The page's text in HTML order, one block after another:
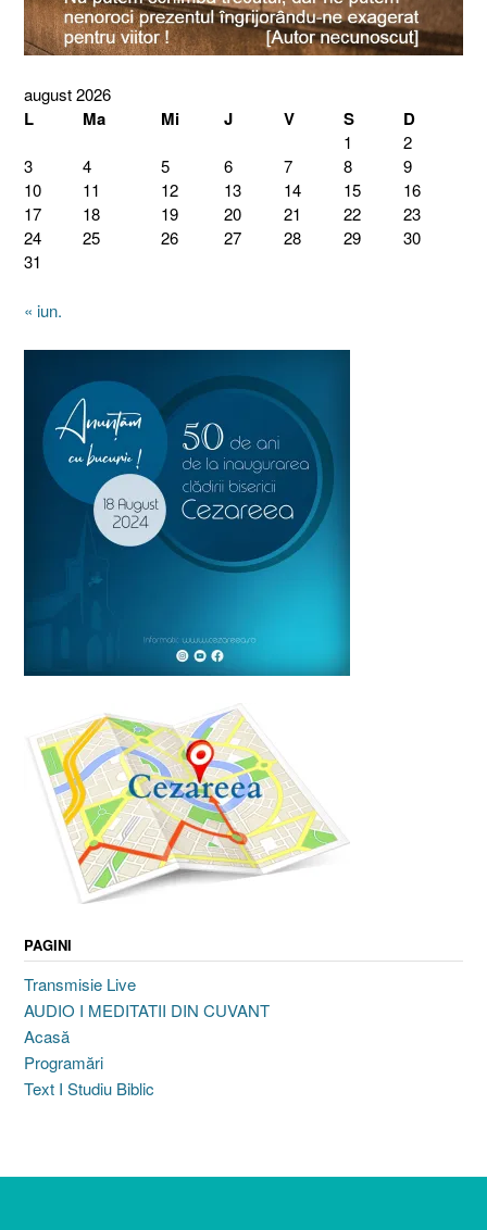
august 2026
L Ma Mi J V S D
1
2
3
4 5 6 7 8
9
10
11 12 13 14 15
16
17
18 19 20 21 22
23
24
25 26 27 28 29
30
31
« iun.
PAGINI
Transmisie Live
AUDIO I MEDITATII DIN CUVANT
Acasă
Programări
Text I Studiu Biblic